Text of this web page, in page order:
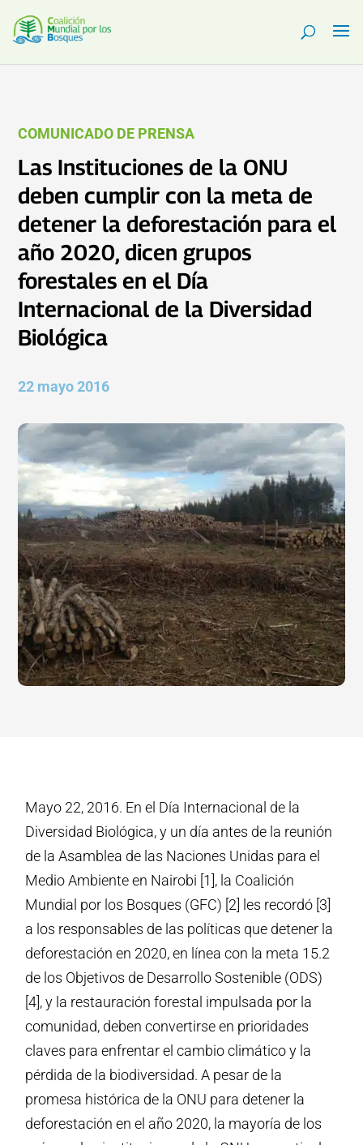
COMUNICADO DE PRENSA
Las Instituciones de la ONU
deben cumplir con la meta de
detener la deforestación para el
año 2020, dicen grupos
forestales en el Día
Internacional de la Diversidad
Biológica
22 mayo 2016
Mayo 22, 2016. En el Día Internacional de la
Diversidad Biológica, y un día antes de la reunión
de la Asamblea de las Naciones Unidas para el
Medio Ambiente en Nairobi [1], la Coalición
Mundial por los Bosques (GFC) [2] les recordó [3]
a los responsables de las políticas que detener la
deforestación en 2020, en línea con la meta 15.2
de los Objetivos de Desarrollo Sostenible (ODS)
[4], y la restauración forestal impulsada por la
comunidad, deben convertirse en prioridades
claves para enfrentar el cambio climático y la
pérdida de la biodiversidad. A pesar de la
promesa histórica de la ONU para detener la
deforestación en el año 2020, la mayoría de los